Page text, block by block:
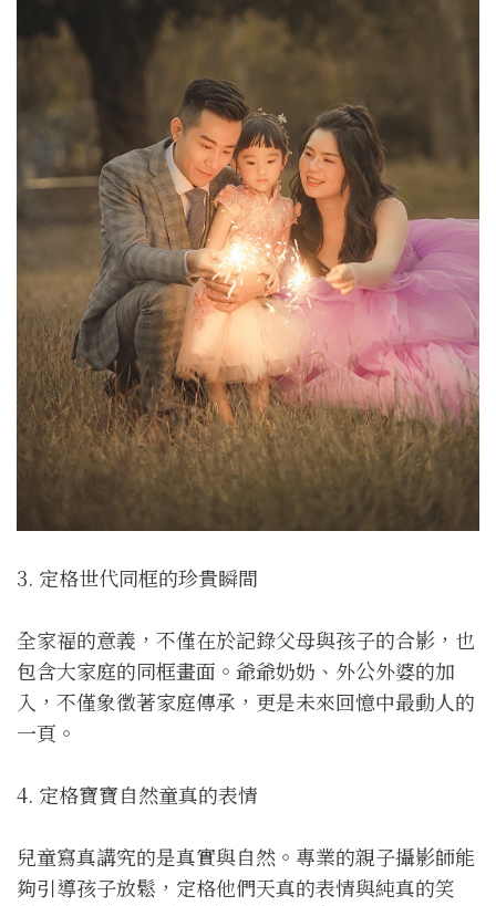
3. 定格世代同框的珍貴瞬間
全家福的意義，不僅在於記錄父母與孩子的合影，也
包含大家庭的同框畫面。爺爺奶奶、外公外婆的加
入，不僅象徵著家庭傳承，更是未來回憶中最動人的
一頁。
4. 定格寶寶自然童真的表情
兒童寫真講究的是真實與自然。專業的親子攝影師能
夠引導孩子放鬆，定格他們天真的表情與純真的笑